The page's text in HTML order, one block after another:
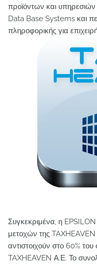
προϊόντων και
Data Base Systems και
πληροφορικής για
Συγκεκριμένα, η
μετοχών της
αντιστοιχούν στο 60%
TAXHEAVEN Α.Ε. Το